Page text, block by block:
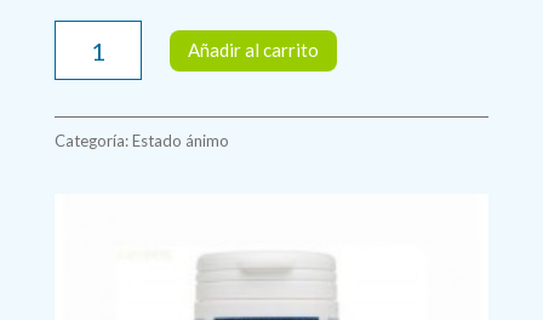
FENILALANINA
60
Añadir al carrito
Categoría:Estado ánimo